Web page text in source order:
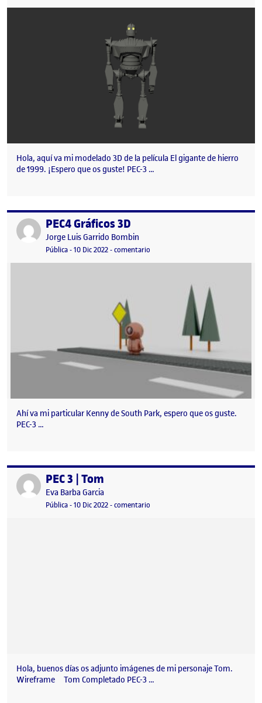
Hola, aquí va mi modelado 3D de la película El gigante de hierro
de 1999. ¡Espero que os guste! PEC-3 …
Publicado porPEC4 Gráficos 3D
Publicado por
Jorge Luis Garrido Bombin
Visibilidad:
Pública-Fecha de publicación
10 Dic 2022-comentario
Ahí va mi particular Kenny de South Park, espero que os guste.
PEC-3 …
Publicado porPEC 3 | Tom
Publicado por
Eva Barba Garcia
Visibilidad:
Pública-Fecha de publicación
10 Dic 2022-comentario
Hola, buenos días os adjunto imágenes de mi personaje Tom.
Wireframe Tom Completado PEC-3 …